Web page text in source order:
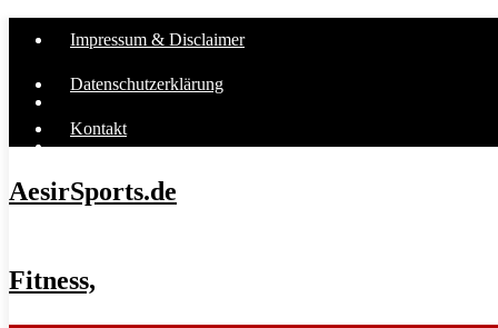
Impressum & Disclaimer
Datenschutzerklärung
Kontakt
AesirSports.de
Fitness,